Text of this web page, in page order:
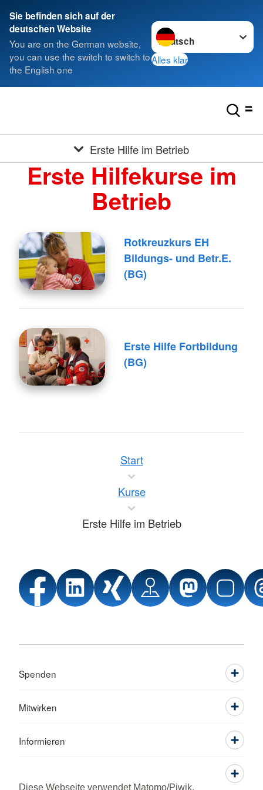
Diese Webseite verwendet Matomo/Piwik,
Sie befinden sich auf der
deutschen Website
You are on the German website,
you can use the switch to switch to
the English one
Sprache wechseln zu
Alles klar
Erste Hilfe im Betrieb
Erste Hilfekurse im
Betrieb
Rotkreuzkurs EH
Bildungs- und Betr.E.
(BG)
Erste Hilfe Fortbildung
(BG)
Start
Kurse
Erste Hilfe im Betrieb
Spenden
Mitwirken
Informieren